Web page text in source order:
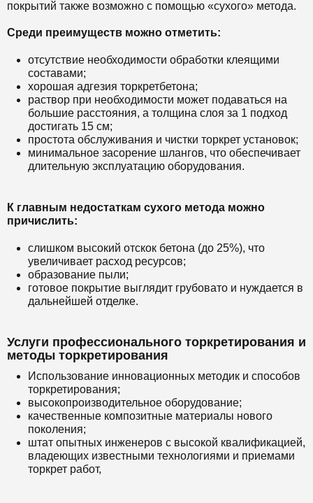
покрытий также возможно с помощью «сухого» метода.
Среди преимуществ можно отметить:
отсутствие необходимости обработки клеящими
составами;
хорошая адгезия торкретбетона;
раствор при необходимости может подаваться на
большие расстояния, а толщина слоя за 1 подход
достигать 15 см;
простота обслуживания и чистки торкрет установок;
минимальное засорение шлангов, что обеспечивает
длительную эксплуатацию оборудования.
К главным недостаткам сухого метода можно
причислить:
слишком высокий отскок бетона (до 25%), что
увеличивает расход ресурсов;
образование пыли;
готовое покрытие выглядит грубовато и нуждается в
дальнейшей отделке.
Услуги профессионального торкретирования и
методы торкретирования
Использование инновационных методик и способов
торкретирования;
высокопроизводительное оборудование;
качественные композитные материалы нового
поколения;
штат опытных инженеров с высокой квалификацией,
владеющих известными технологиями и приемами
торкрет работ,